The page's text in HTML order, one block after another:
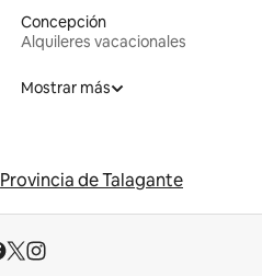
Concepción
Alquileres vacacionales
Mostrar más
Provincia de Talagante